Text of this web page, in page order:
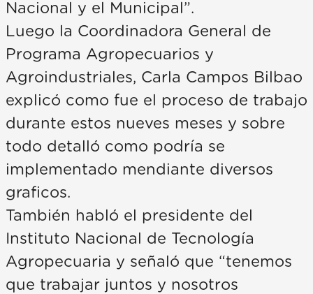
Nacional y el Municipal”.
Luego la Coordinadora General de
Programa Agropecuarios y
Agroindustriales, Carla Campos Bilbao
explicó como fue el proceso de trabajo
durante estos nueves meses y sobre
todo detalló como podría se
implementado mendiante diversos
graficos.
También habló el presidente del
Instituto Nacional de Tecnología
Agropecuaria y señaló que “tenemos
que trabajar juntos y nosotros